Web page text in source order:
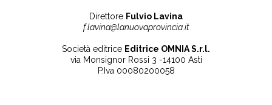
Direttore Fulvio Lavina
f.lavina@lanuovaprovincia.it
Società editrice Editrice OMNIA S.r.l.
via Monsignor Rossi 3 -14100 Asti
P.Iva 00080200058